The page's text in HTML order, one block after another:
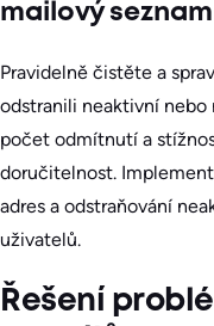
mailový seznam
Pravidelně čistěte a
odstranili neaktivní nebo
počet odmítnutí a
doručitelnost.
adres a odstraňování
uživatelů.
Řešení